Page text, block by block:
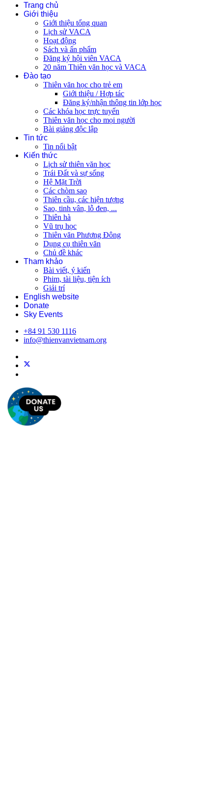
Trang chủ
Giới thiệu
Giới thiệu tổng quan
Lịch sử VACA
Hoạt động
Sách và ấn phẩm
Đăng ký hội viên VACA
20 năm Thiên văn học và VACA
Đào tạo
Thiên văn học cho trẻ em
Giới thiệu / Hợp tác
Đăng ký/nhận thông tin lớp học
Các khóa học trực tuyến
Thiên văn học cho mọi người
Bài giảng độc lập
Tin tức
Tin nổi bật
Kiến thức
Lịch sử thiên văn học
Trái Đất và sự sống
Hệ Mặt Trời
Các chòm sao
Thiên cầu, các hiện tượng
Sao, tinh vân, lỗ đen, ...
Thiên hà
Vũ trụ học
Thiên văn Phương Đông
Dụng cụ thiên văn
Chủ đề khác
Tham khảo
Bài viết, ý kiến
Phim, tài liệu, tiện ích
Giải trí
English website
Donate
Sky Events
+84 91 530 1116
info@thienvanvietnam.org